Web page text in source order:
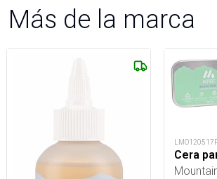
Más de la marca
Cera